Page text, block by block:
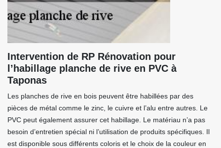
Intervention de RP Rénovation pour
l’habillage planche de rive en PVC à
Taponas
Les planches de rive en bois peuvent être habillées par des
pièces de métal comme le zinc, le cuivre et l’alu entre autres. Le
PVC peut également assurer cet habillage. Le matériau n’a pas
besoin d’entretien spécial ni l’utilisation de produits spécifiques. Il
est disponible sous différents coloris et le choix de la couleur en